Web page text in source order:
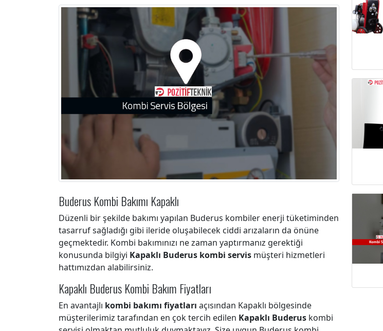
Buderus Kombi Bakımı Kapaklı
Düzenli bir şekilde bakımı yapılan Buderus kombiler enerji tüketiminden
tasarruf sağladığı gibi ileride oluşabilecek ciddi arızaların da önüne
geçmektedir. Kombi bakımınızı ne zaman yaptırmanız gerektiği
konusunda bilgiyi Kapaklı Buderus kombi servis müşteri hizmetleri
hattımızdan alabilirsiniz.
Kapaklı Buderus Kombi Bakım Fiyatları
En avantajlı kombi bakımı fiyatları açısından Kapaklı bölgesinde
müşterilerimiz tarafından en çok tercih edilen Kapaklı Buderus kombi